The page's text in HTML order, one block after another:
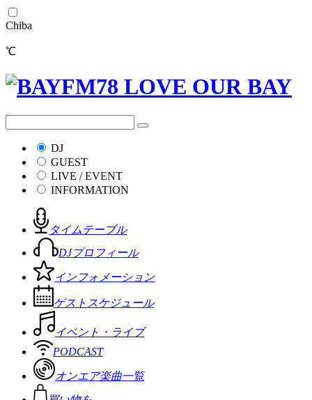
Chiba
℃
DJ
GUEST
LIVE / EVENT
INFORMATION
タイムテーブル
DJプロフィール
インフォメーション
ゲストスケジュール
イベント・ライブ
PODCAST
オンエア楽曲一覧